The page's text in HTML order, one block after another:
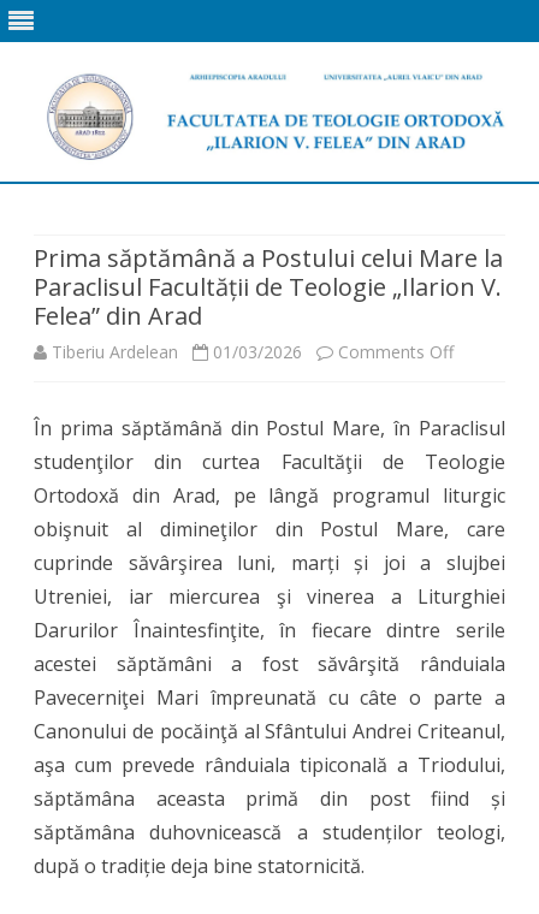
Prima săptămână a Postului celui Mare la
Paraclisul Facultății de Teologie „Ilarion V.
Felea” din Arad
Tiberiu Ardelean 01/03/2026 Comments Offon
săptămână
celui
Mare
Paraclisul
Facultății
de
Teologie
În prima săptămână din Postul Mare, în Paraclisul
studenţilor din curtea Facultăţii de Teologie
Ortodoxă din Arad, pe lângă programul liturgic
obişnuit al dimineţilor din Postul Mare, care
cuprinde săvârşirea luni, marți și joi a slujbei
Utreniei, iar miercurea şi vinerea a Liturghiei
Darurilor Înaintesfinţite, în fiecare dintre serile
acestei săptămâni a fost săvârşită rânduiala
Pavecerniţei Mari împreunată cu câte o parte a
Canonului de pocăinţă al Sfântului Andrei Criteanul,
aşa cum prevede rânduiala tipiconală a Triodului,
săptămâna aceasta primă din post fiind și
săptămâna duhovnicească a studenților teologi,
după o tradiție deja bine statornicită.